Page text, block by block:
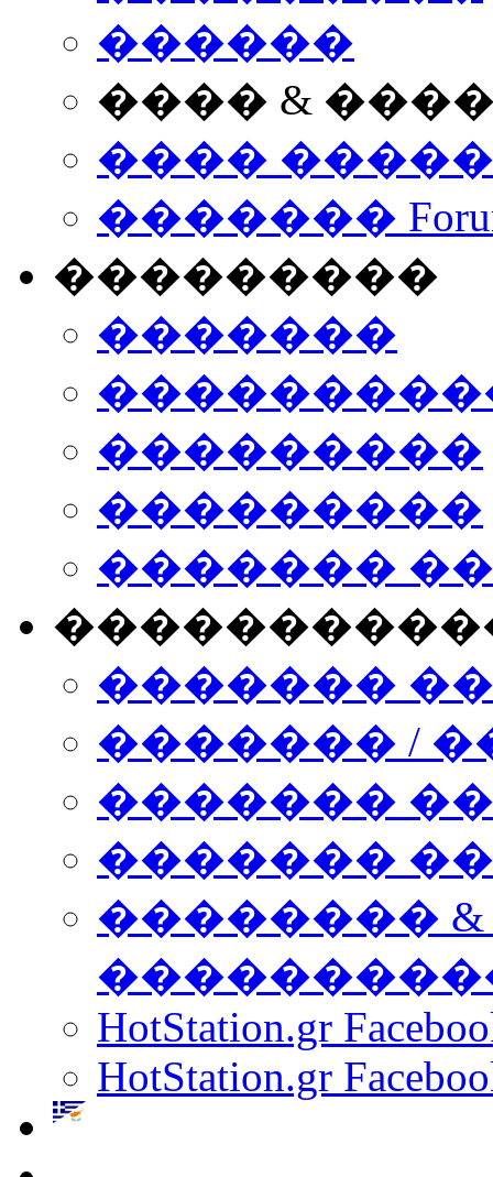
������
���� &
����
�������
���������
�������
���������
���������
�������
�������
������� /
�������
������� ���
��������
HotStation.gr
HotStation.gr